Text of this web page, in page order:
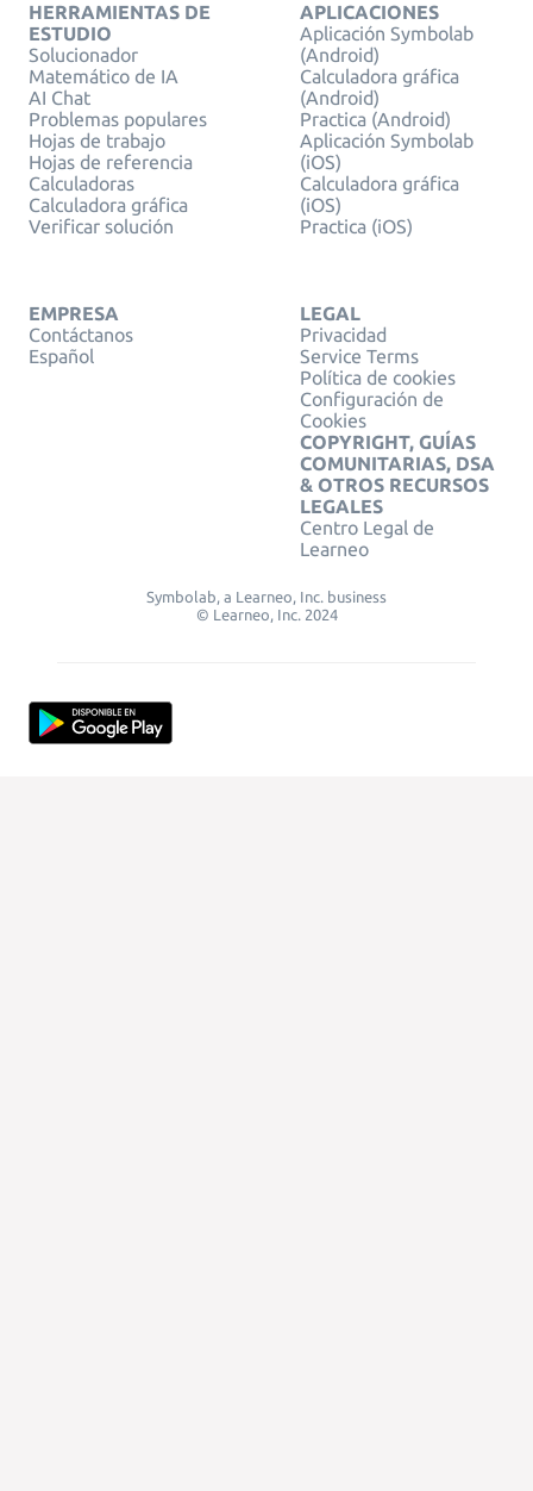
HERRAMIENTAS DE
ESTUDIO
Solucionador
Matemático de IA
AI Chat
Problemas populares
Hojas de trabajo
Hojas de referencia
Calculadoras
Calculadora gráfica
Verificar solución
APLICACIONES
Aplicación Symbolab
(Android)
Calculadora gráfica
(Android)
Practica (Android)
Aplicación Symbolab
(iOS)
Calculadora gráfica
(iOS)
Practica (iOS)
EMPRESA
Contáctanos
Español
LEGAL
Privacidad
Service Terms
Política de cookies
Configuración de
Cookies
COPYRIGHT, GUÍAS
COMUNITARIAS, DSA
& OTROS RECURSOS
LEGALES
Centro Legal de
Learneo
Symbolab, a Learneo, Inc. business
© Learneo, Inc. 2024